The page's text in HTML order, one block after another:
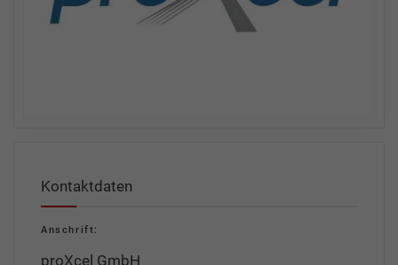
Kontaktdaten
Anschrift:
proXcel GmbH